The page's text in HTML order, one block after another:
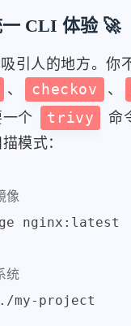
CLI 体验 🚀
引人的地方。你
、 checkov 、
个
trivy
命
模式：
像
nginx:latest
统
project